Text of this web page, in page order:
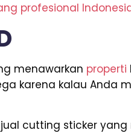
profesional
menawarkan properti
karena kalau Anda
cutting sticker